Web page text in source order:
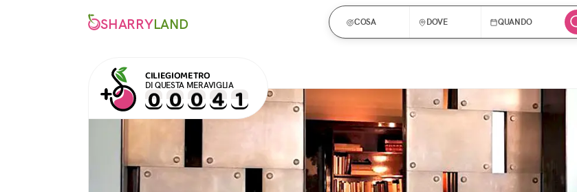
SHARRYLAND COSA DOVE QUANDO
CILIEGIOMETRO
DI QUESTA MERAVIGLIA